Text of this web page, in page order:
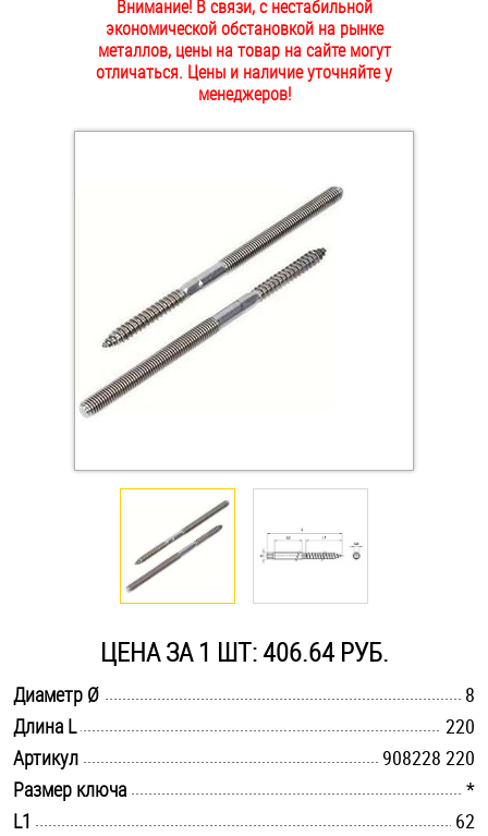
ОПЛАТА И ДОСТАВКА
НАШИ МАГАЗИНЫ
Втулки
Заклепки (Гайки-Заклепки)
Инструмент
Крюки, кольца с метрической резьбой
Крюки, кольца с шурупной резьбой
Оснастка и аксессуары для яхт
Саморезы и шурупы
Стопорные кольца
Такелаж
Внимание! В связи, с нестабильной
экономической обстановкой на рынке
металлов, цены на товар на сайте могут
отличаться. Цены и наличие уточняйте у
менеджеров!
ЦЕНА ЗА 1 ШТ: 406.64 РУБ.
Диаметр Ø
8
Длина L
220
Артикул
908228 220
Размер ключа
*
L1
62